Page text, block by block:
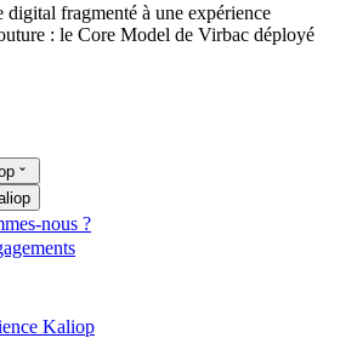
digital fragmenté à une expérience
: le Core Model de Virbac déployé
nous ?
Kaliop